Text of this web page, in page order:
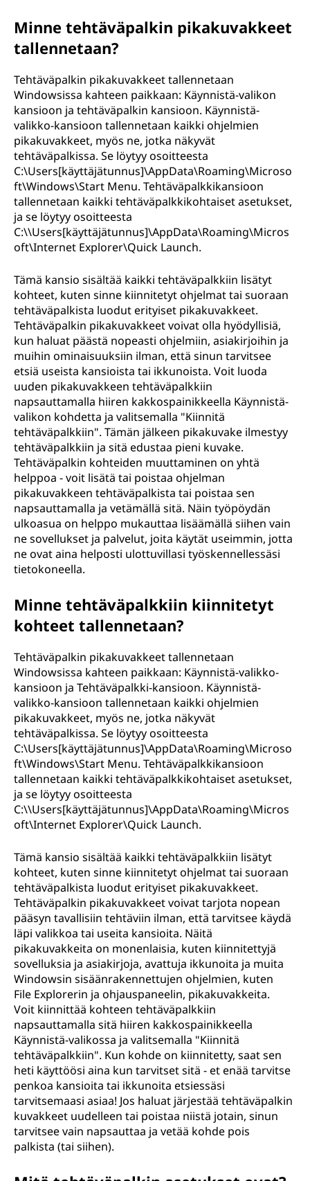
Minne tehtäväpalkin pikakuvakkeet
tallennetaan?
Tehtäväpalkin pikakuvakkeet tallennetaan
Windowsissa kahteen paikkaan: Käynnistä-valikon
kansioon ja tehtäväpalkin kansioon. Käynnistä-
valikko-kansioon tallennetaan kaikki ohjelmien
pikakuvakkeet, myös ne, jotka näkyvät
tehtäväpalkissa. Se löytyy osoitteesta
C:\Users[käyttäjätunnus]\AppData\Roaming\Microso
ft\Windows\Start Menu. Tehtäväpalkkikansioon
tallennetaan kaikki tehtäväpalkkikohtaiset asetukset,
ja se löytyy osoitteesta
C:\\Users[käyttäjätunnus]\AppData\Roaming\Micros
oft\Internet Explorer\Quick Launch.
Tämä kansio sisältää kaikki tehtäväpalkkiin lisätyt
kohteet, kuten sinne kiinnitetyt ohjelmat tai suoraan
tehtäväpalkista luodut erityiset pikakuvakkeet.
Tehtäväpalkin pikakuvakkeet voivat olla hyödyllisiä,
kun haluat päästä nopeasti ohjelmiin, asiakirjoihin ja
muihin ominaisuuksiin ilman, että sinun tarvitsee
etsiä useista kansioista tai ikkunoista. Voit luoda
uuden pikakuvakkeen tehtäväpalkkiin
napsauttamalla hiiren kakkospainikkeella Käynnistä-
valikon kohdetta ja valitsemalla "Kiinnitä
tehtäväpalkkiin". Tämän jälkeen pikakuvake ilmestyy
tehtäväpalkkiin ja sitä edustaa pieni kuvake.
Tehtäväpalkin kohteiden muuttaminen on yhtä
helppoa - voit lisätä tai poistaa ohjelman
pikakuvakkeen tehtäväpalkista tai poistaa sen
napsauttamalla ja vetämällä sitä. Näin työpöydän
ulkoasua on helppo mukauttaa lisäämällä siihen vain
ne sovellukset ja palvelut, joita käytät useimmin, jotta
ne ovat aina helposti ulottuvillasi työskennellessäsi
tietokoneella.
Minne tehtäväpalkkiin kiinnitetyt
kohteet tallennetaan?
Tehtäväpalkin pikakuvakkeet tallennetaan
Windowsissa kahteen paikkaan: Käynnistä-valikko-
kansioon ja Tehtäväpalkki-kansioon. Käynnistä-
valikko-kansioon tallennetaan kaikki ohjelmien
pikakuvakkeet, myös ne, jotka näkyvät
tehtäväpalkissa. Se löytyy osoitteesta
C:\Users[käyttäjätunnus]\AppData\Roaming\Microso
ft\Windows\Start Menu. Tehtäväpalkkikansioon
tallennetaan kaikki tehtäväpalkkikohtaiset asetukset,
ja se löytyy osoitteesta
C:\\Users[käyttäjätunnus]\AppData\Roaming\Micros
oft\Internet Explorer\Quick Launch.
Tämä kansio sisältää kaikki tehtäväpalkkiin lisätyt
kohteet, kuten sinne kiinnitetyt ohjelmat tai suoraan
tehtäväpalkista luodut erityiset pikakuvakkeet.
Tehtäväpalkin pikakuvakkeet voivat tarjota nopean
pääsyn tavallisiin tehtäviin ilman, että tarvitsee käydä
läpi valikkoa tai useita kansioita. Näitä
pikakuvakkeita on monenlaisia, kuten kiinnitettyjä
sovelluksia ja asiakirjoja, avattuja ikkunoita ja muita
Windowsin sisäänrakennettujen ohjelmien, kuten
File Explorerin ja ohjauspaneelin, pikakuvakkeita.
Voit kiinnittää kohteen tehtäväpalkkiin
napsauttamalla sitä hiiren kakkospainikkeella
Käynnistä-valikossa ja valitsemalla "Kiinnitä
tehtäväpalkkiin". Kun kohde on kiinnitetty, saat sen
heti käyttöösi aina kun tarvitset sitä - et enää tarvitse
penkoa kansioita tai ikkunoita etsiessäsi
tarvitsemaasi asiaa! Jos haluat järjestää tehtäväpalkin
kuvakkeet uudelleen tai poistaa niistä jotain, sinun
tarvitsee vain napsauttaa ja vetää kohde pois
palkista (tai siihen).